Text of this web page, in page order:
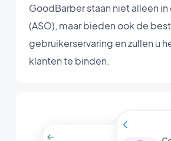
GoodBarber staan niet alleen in
(ASO), maar bieden ook de
gebruikerservaring en zullen u
klanten te binden.